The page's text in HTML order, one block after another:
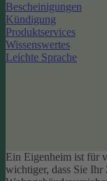
Bescheinigungen
Kündigung
Produktservices
Wissenswertes
Leichte Sprache
Ein Eigenheim ist für
wichtiger, dass Sie Ihr